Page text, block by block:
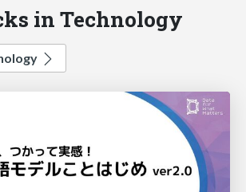
in Technology